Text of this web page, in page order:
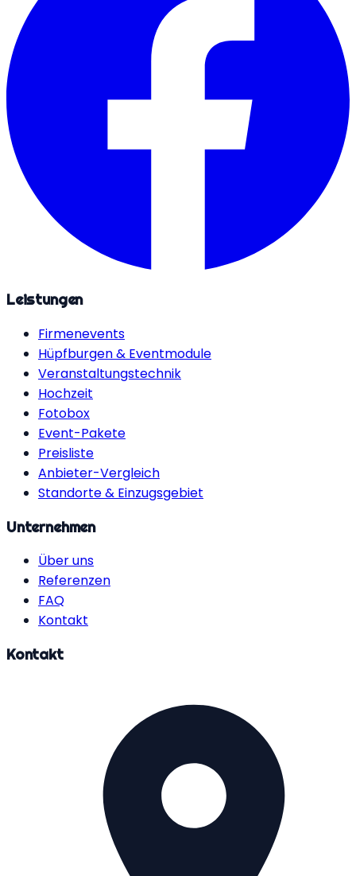
Leistungen
Firmenevents
Hüpfburgen & Eventmodule
Veranstaltungstechnik
Hochzeit
Fotobox
Event-Pakete
Preisliste
Anbieter-Vergleich
Standorte & Einzugsgebiet
Unternehmen
Über uns
Referenzen
FAQ
Kontakt
Kontakt